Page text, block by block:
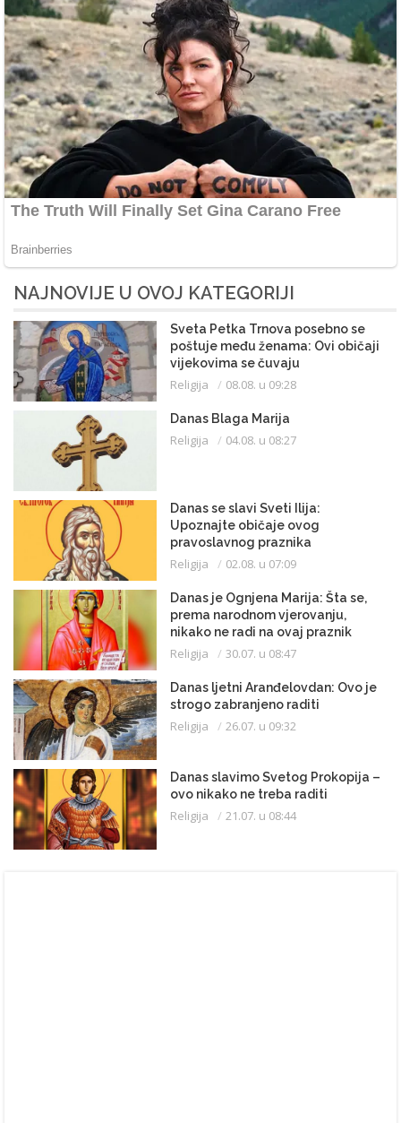
NAJNOVIJE U OVOJ KATEGORIJI
Sveta Petka Trnova posebno se
poštuje među ženama: Ovi običaji
vijekovima se čuvaju
Religija 08.08. u 09:28
Danas Blaga Marija
Religija 04.08. u 08:27
Danas se slavi Sveti Ilija:
Upoznajte običaje ovog
pravoslavnog praznika
Religija 02.08. u 07:09
Danas je Ognjena Marija: Šta se,
prema narodnom vjerovanju,
nikako ne radi na ovaj praznik
Religija 30.07. u 08:47
Danas ljetni Aranđelovdan: Ovo je
strogo zabranjeno raditi
Religija 26.07. u 09:32
Danas slavimo Svetog Prokopija –
ovo nikako ne treba raditi
Religija 21.07. u 08:44